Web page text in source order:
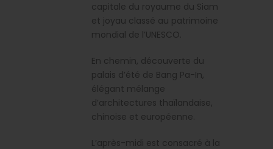
capitale du royaume du Siam
et joyau classé au patrimoine
mondial de l’UNESCO.
En chemin, découverte du
palais d’été de Bang Pa-In,
élégant mélange
d’architectures thaïlandaise,
chinoise et européenne.
L’après-midi est consacré à la